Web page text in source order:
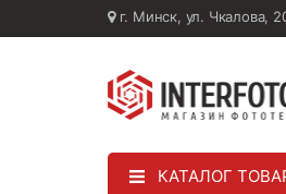
г. Минск, ул. Чкалова,
КАТАЛОГ